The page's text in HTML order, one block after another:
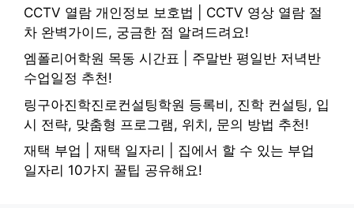
CCTV 열람 개인정보 보호법 | CCTV 영상 열람 절
차 완벽가이드, 궁금한 점 알려드려요!
엠폴리어학원 목동 시간표 | 주말반 평일반 저녁반
수업일정 추천!
링구아진학진로컨설팅학원 등록비, 진학 컨설팅, 입
시 전략, 맞춤형 프로그램, 위치, 문의 방법 추천!
재택 부업 | 재택 일자리 | 집에서 할 수 있는 부업
일자리 10가지 꿀팁 공유해요!